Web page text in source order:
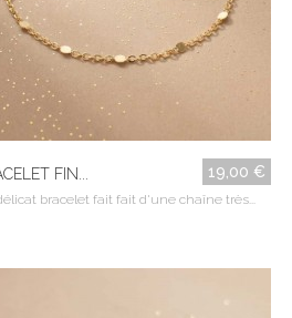
FIN... 19,00 €
bracelet fait fait d'une chaîne très...